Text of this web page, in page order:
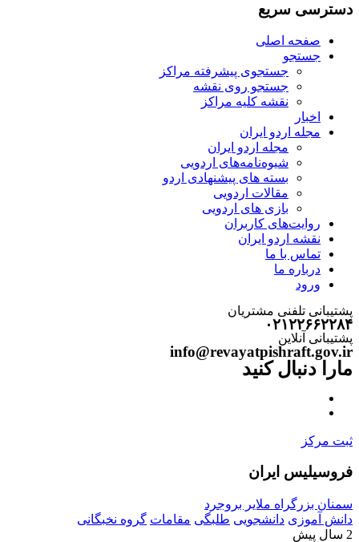
دسترسی سریع
صفحه اصلی
جستجو
جستجوی پیشرفته مراکز
جستجو روی نقشه
نقشه کلیه مراکز
اخبار
مجله اردو ایران
مجله اردو ایران
شیوه‌نامه‌های اردویی
بسته های پیشنهادی اردو
مقالات اردویی
بازی های اردویی
روایت‌های کاربران
نقشه اردو ایران
تماس با ما
درباره ما
ورود
پشتیبانی تلفنی مشتریان
۰۲۱۲۲۶۶۲۲۸۴
پشتیبانی آنلاین
info@revayatpishraft.gov.ir
مارا دنبال کنید
ثبت مرکز
فروسیلیس ایران
سمنان بزرگراه ملایر بروجرد
دانش آموزی دانشجویی طلبگی مقامات گروه نخبگانی
2 سال پیش